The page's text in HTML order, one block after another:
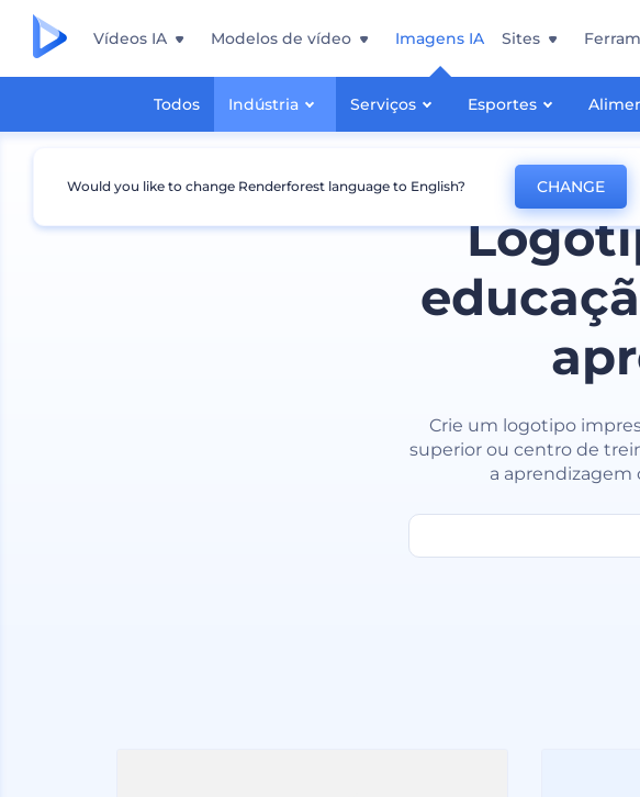
Vídeos IA Modelos de vídeo Imagens IA
Todos Indústria Serviços Esportes
Sites
Crie um logotipo
superior ou centro de
a
Would you like to change Renderforest language to English? CHANGE